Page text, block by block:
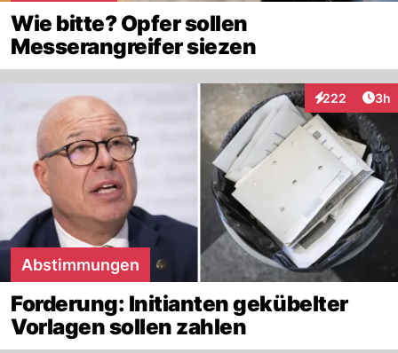
Wie bitte? Opfer sollen
Messerangreifer siezen
222
Interaktionen
3h
Abstimmungen
Forderung: Initianten gekübelter
Vorlagen sollen zahlen